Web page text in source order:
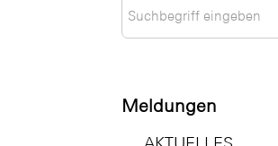
Meldungen